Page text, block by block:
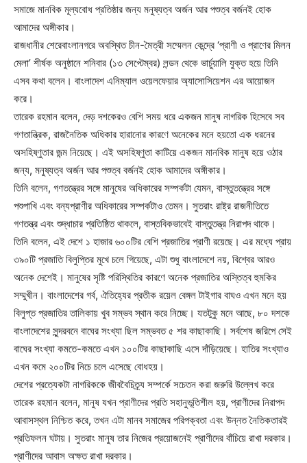
সমাজে মানবিক মূল্যবোধ প্রতিষ্ঠার জন্য মনুষ্যত্ব অর্জন আর পশুত্ব বর্জনই হোক
আমাদের অঙ্গীকার।
রাজধানীর শেরেবাংলানগরে অবস্থিত চীন-মৈত্রী সম্মেলন কেন্দ্রে ‘প্রাণী ও প্রাণের মিলন
মেলা’ শীর্ষক অনুষ্ঠানে শনিবার (১৩ সেপ্টেম্বর) লন্ডন থেকে ভার্চুয়ালি যুক্ত হয়ে তিনি
এসব কথা বলেন। বাংলাদেশ এনিম্যাল ওয়েলফেয়ার অ্যাসোসিয়েশন এর আয়োজন
করে।
তারেক রহমান বলেন, দেড় দশকেরও বেশি সময় ধরে একজন মানুষ নাগরিক হিসেবে সব
গণতান্ত্রিক, রাজনৈতিক অধিকার হারানোর কারণে অনেকের মনে হয়তো এক ধরনের
অসহিষ্ণুতার জন্ম নিয়েছে। এই অসহিষ্ণুতা কাটিয়ে একজন মানবিক মানুষ হয়ে ওঠার
জন্য, মনুষ্যত্ব অর্জন আর পশুত্ব বর্জনই হোক আমাদের অঙ্গীকার।
তিনি বলেন, গণতন্ত্রের সঙ্গে মানুষের অধিকারের সম্পর্কটা যেমন, বাস্তুতন্ত্রের সঙ্গে
পশুপাখি এবং বন্যপ্রাণীর অধিকারের সম্পর্কটাও তেমন। সুতরাং রাষ্ট্র রাজনীতিতে
গণতন্ত্র এবং শুদ্ধাচার প্রতিষ্ঠিত থাকলে, বাস্তবিকভাবেই বাস্তুতন্ত্র নিরাপদ থাকে।
তিনি বলেন, এই দেশে ১ হাজার ৬০০টির বেশি প্রজাতির প্রাণী রয়েছে। এর মধ্যে প্রায়
৩৯০টি প্রজাতি বিলুপ্তির মুখে চলে গিয়েছে, এটা শুধু বাংলাদেশে নয়, বিশ্বের আরও
অনেক দেশেই। মানুষের সৃষ্টি পরিস্থিতির কারণে অনেক প্রজাতির অস্তিত্ব হুমকির
সম্মুখীন। বাংলাদেশের গর্ব, ঐতিহ্যের প্রতীক রয়েল বেঙ্গল টাইগার বাঘও এখন মনে হয়
বিলুপ্ত প্রজাতির তালিকায় খুব সম্ভব স্থান করে নিচ্ছে। যতটুকু মনে আছে, ৮০ দশকে
বাংলাদেশের সুন্দরবনে বাঘের সংখ্যা ছিল সম্ভবত ৫ শর কাছাকাছি। সর্বশেষ জরিপে সেই
বাঘের সংখ্যা কমতে-কমতে এখন ১০০টির কাছাকাছি এসে দাঁড়িয়েছে। হাতির সংখ্যাও
এখন কমে ২০০টির নিচে চলে এসেছে বোধহয়।
দেশের প্রত্যেকটা নাগরিককে জীববৈচিত্র্য সম্পর্কে সচেতন করা জরুরি উল্লেখ করে
তারেক রহমান বলেন, মানুষ যখন প্রাণীদের প্রতি সহানুভূতিশীল হয়, প্রাণীদের নিরাপদ
আবাসস্থল নিশ্চিত করে, তখন এটা মানব সমাজের পরিপক্বতা এবং উন্নত নৈতিকতারই
প্রতিফলন ঘটায়। সুতরাং মানুষ তার নিজের প্রয়োজনেই প্রাণীদের বাঁচিয়ে রাখা দরকার।
প্রাণীদের আবাস অক্ষত রাখা দরকার।